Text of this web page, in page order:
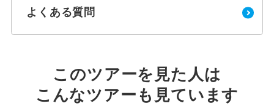
よくある質問
このツアーを見た人は
こんなツアーも見ています